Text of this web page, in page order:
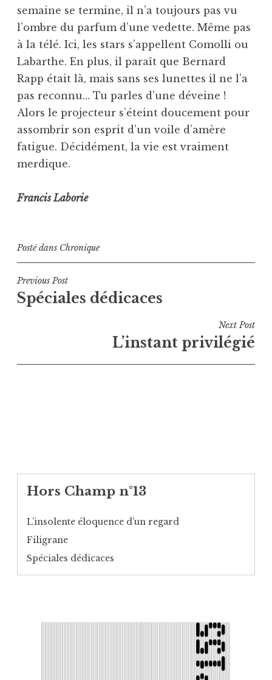
semaine se termine, il n’a toujours pas vu
l’ombre du parfum d’une vedette. Même pas
à la télé. Ici, les stars s’appellent Comolli ou
Labar­the. En plus, il paraît que Bernard
Rapp était là, mais sans ses lunettes il ne l’a
pas reconnu… Tu parles d’une déveine !
Alors le projecteur s’éteint doucement pour
assombrir son esprit d’un voile d’amère
fatigue. Décidément, la vie est vraiment
merdique.
Francis Laborie
Posté dans Chronique
Navigation
de
Previous Post
Spéciales dédicaces
Next Post
L’instant privilégié
Hors Champ n°13
L’insolente éloquence d’un regard
Filigrane
Spéciales dédicaces